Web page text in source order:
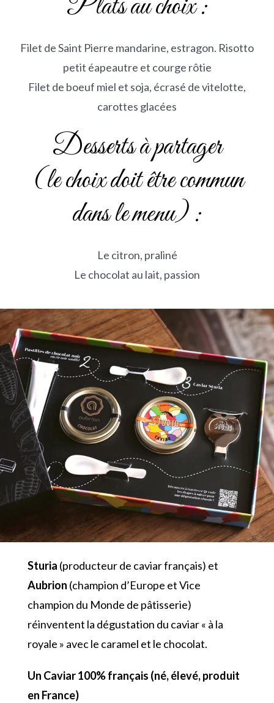
Plats au choix :
Filet de Saint Pierre mandarine, estragon. Risotto
petit éapeautre et courge rôtie
Filet de boeuf miel et soja, écrasé de vitelotte,
carottes glacées
Desserts à partager
(le choix doit être commun
dans le menu) :
Le citron, praliné
Le chocolat au lait, passion
Sturia (producteur de caviar français) et
Aubrion (champion d’Europe et Vice
champion du Monde de pâtisserie)
réinventent la dégustation du caviar « à la
royale » avec le caramel et le chocolat.
Un Caviar 100% français (né, élevé, produit
en France)